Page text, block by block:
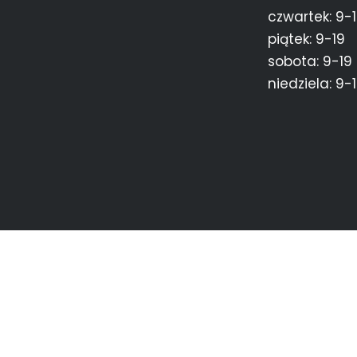
czwartek: 9-
piątek: 9-19
sobota: 9-19
niedziela: 9-